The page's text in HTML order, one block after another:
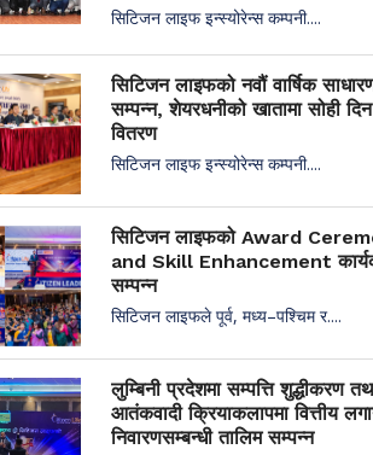
सिटिजन लाइफ इन्स्योरेन्स कम्पनी....
सिटिजन लाइफको नवौं वार्षिक
सम्पन्न, शेयरधनीको खातामा सोही
वितरण
सिटिजन लाइफ इन्स्योरेन्स कम्पनी....
सिटिजन लाइफको Award
and Skill Enhancement
सम्पन्न
सिटिजन लाइफले पूर्व, मध्य–पश्चिम र....
लुम्बिनी प्रदेशमा सम्पत्ति शुद्धीकरण
आतंकवादी क्रियाकलापमा वित्तीय
निवारणसम्बन्धी तालिम सम्पन्न